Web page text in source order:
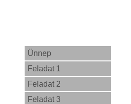
Ünnep
Feladat 1
Feladat 2
Feladat 3